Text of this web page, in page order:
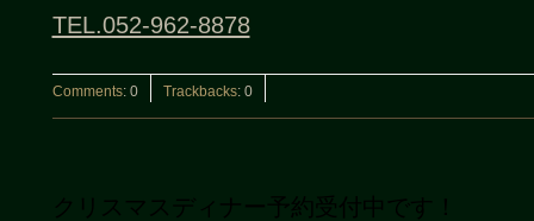
TEL.052-962-8878
Comments: 0 Trackbacks: 0
クリスマスディナー予約受付中です！